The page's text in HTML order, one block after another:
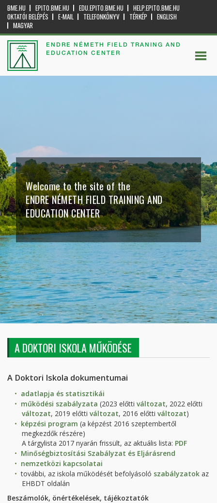
BME.HU EPITO.BME.HU EDU.EPITO.BME.HU
HELP.EPITO.BME.HU
OKTATÓI BELÉPÉS
E-MAIL TELEFONKÖNYV TÉRKÉP
ENGLISH
MAGYAR
ENDRE NÉMETH FIELD TRANING AND
EDUCATION CENTER
Welcome to the site of the
ENDRE NÉMETH FIELD TRAINING AND
EDUCATION CENTER
A DOKTORI ISKOLA MŰKÖDÉSE
A Doktori Iskola dokumentumai
adatlapja és statisztikái
működési szabályzata (2023 előtti változat, 2022 előtti
változat, 2019 előtti változat, 2016 előtti változat)
képzési program (a képzést 2016 szeptembertől
megkezdők részére)
A tárgylista 2017 nyarán frissült, az aktuális lista: PDF
Minőségbiztosítási Szabályzat és Eljárásrend
nemzetközi kapcsolatai
további, az iskola működését befolyásoló szabályzatok az
EHBDT oldalán
Beszámolók, önértékelések, tájékoztatók